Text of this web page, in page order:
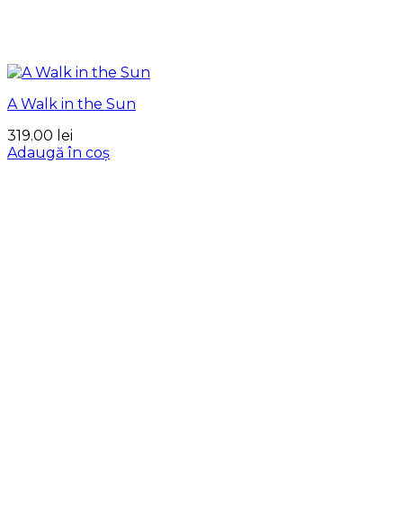
A Walk in the Sun
319.00 lei
Adaugă în coș